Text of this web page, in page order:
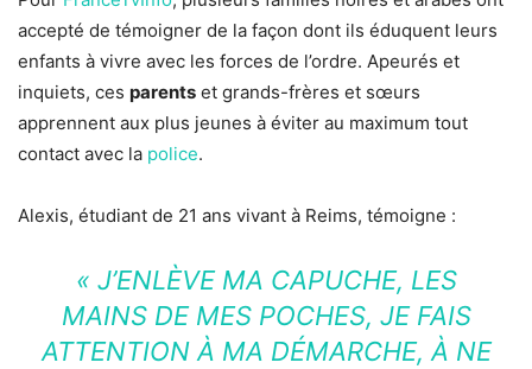
accepté de témoigner de la façon dont ils éduquent leurs
enfants à vivre avec les forces de l’ordre. Apeurés et
inquiets, ces parents et grands-frères et sœurs
apprennent aux plus jeunes à éviter au maximum tout
contact avec la police.
Alexis, étudiant de 21 ans vivant à Reims, témoigne :
« J’ENLÈVE MA CAPUCHE, LES
MAINS DE MES POCHES, JE FAIS
ATTENTION À MA DÉMARCHE, À NE